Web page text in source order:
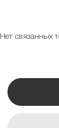
Нет связанных